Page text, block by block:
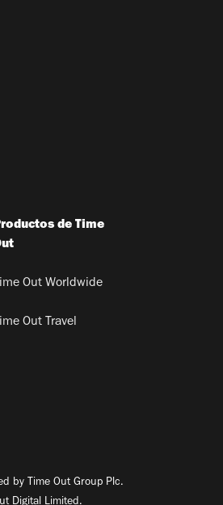
de Time
Out Worldwide
Out Travel
by Time Out Group Plc.
Digital Limited.